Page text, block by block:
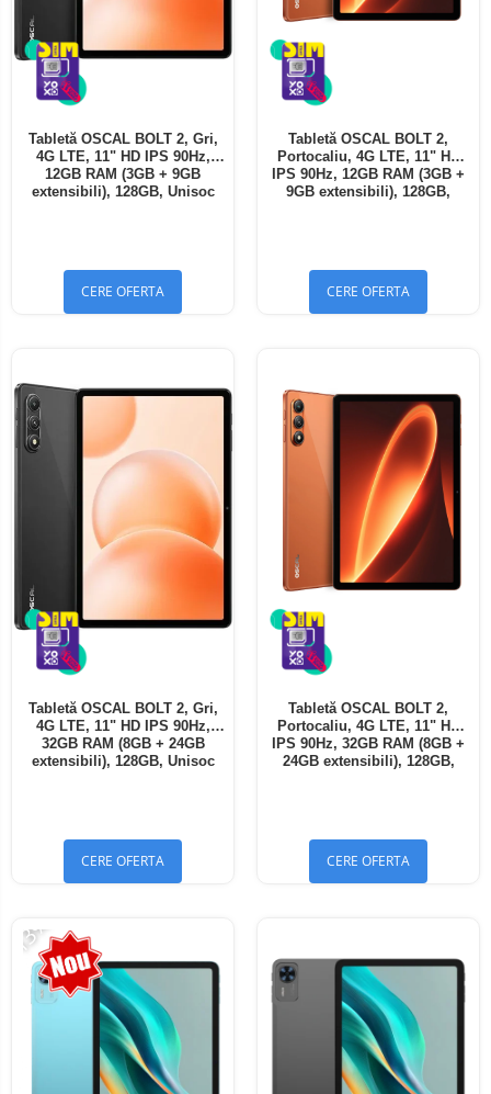
Tabletă OSCAL BOLT 2, Gri,
4G LTE, 11" HD IPS 90Hz,
12GB RAM (3GB + 9GB
extensibili), 128GB, Unisoc
CERE OFERTA
Tabletă OSCAL BOLT 2,
Portocaliu, 4G LTE, 11" HD
IPS 90Hz, 12GB RAM (3GB +
9GB extensibili), 128GB,
CERE OFERTA
Tabletă OSCAL BOLT 2, Gri,
4G LTE, 11" HD IPS 90Hz,
32GB RAM (8GB + 24GB
extensibili), 128GB, Unisoc
CERE OFERTA
Tabletă OSCAL BOLT 2,
Portocaliu, 4G LTE, 11" HD
IPS 90Hz, 32GB RAM (8GB +
24GB extensibili), 128GB,
CERE OFERTA
-13%